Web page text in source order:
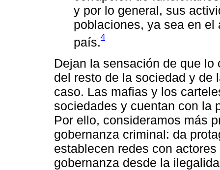
y por lo general, sus
poblaciones, ya sea en
país.4
Dejan la sensación de que
del resto de la sociedad y de
caso. Las mafias y los
sociedades y cuentan con la
Por ello, consideramos más
gobernanza criminal: da
establecen redes con
gobernanza desde la